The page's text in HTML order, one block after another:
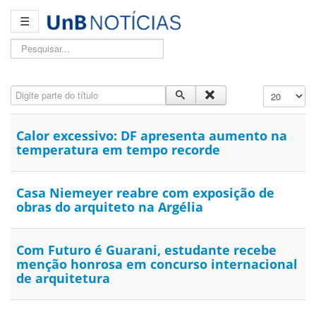
☰
Pesquisar...
Digite parte do título Exibir #
Calor excessivo: DF apresenta aumento na
temperatura em tempo recorde
Casa Niemeyer reabre com exposição de
obras do arquiteto na Argélia
Com Futuro é Guarani, estudante recebe
menção honrosa em concurso internacional
de arquitetura